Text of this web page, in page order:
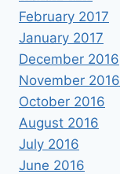
February 2017
January 2017
December 2016
November 2016
October 2016
August 2016
July 2016
June 2016